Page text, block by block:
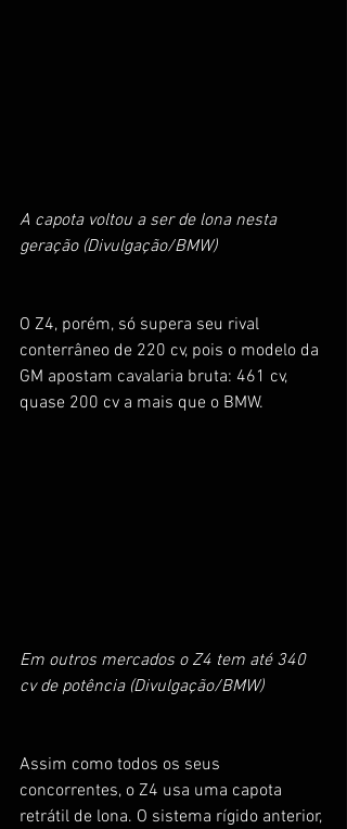
A capota voltou a ser de lona nesta
geração (Divulgação/BMW)
O Z4, porém, só supera seu rival
conterrâneo de 220 cv, pois o modelo da
GM apostam cavalaria bruta: 461 cv,
quase 200 cv a mais que o BMW.
Em outros mercados o Z4 tem até 340
cv de potência (Divulgação/BMW)
Assim como todos os seus
concorrentes, o Z4 usa uma capota
retrátil de lona. O sistema rígido anterior,